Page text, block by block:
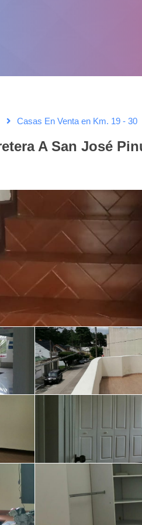
Casas En Venta en Km. 19 - 30
A San José